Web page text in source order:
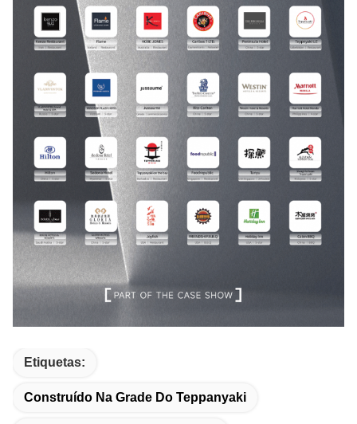
Etiquetas:
Construído Na Grade Do Teppanyaki